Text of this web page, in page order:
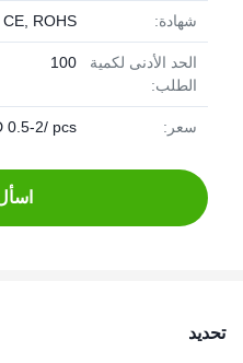
شهادة: ROHS
الحد الأدنى لكمية
الطلب:
100
سعر: 0.5-2/ pcs
تحديد